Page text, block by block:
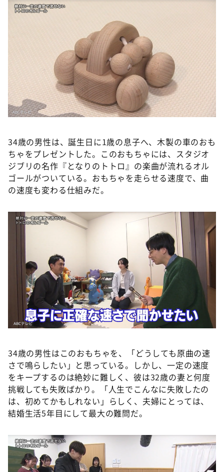
34歳の男性は、誕生日に1歳の息子へ、木製の車のおも
ちゃをプレゼントした。このおもちゃには、スタジオ
ジブリの名作『となりのトトロ』の楽曲が流れるオル
ゴールがついている。おもちゃを走らせる速度で、曲
の速度も変わる仕組みだ。
34歳の男性はこのおもちゃを、「どうしても原曲の速
さで鳴らしたい」と思っている。しかし、一定の速度
をキープするのは絶妙に難しく、彼は32歳の妻と何度
挑戦しても失敗ばかり。「人生でこんなに失敗したの
は、初めてかもしれない」らしく、夫婦にとっては、
結婚生活5年目にして最大の難問だ。